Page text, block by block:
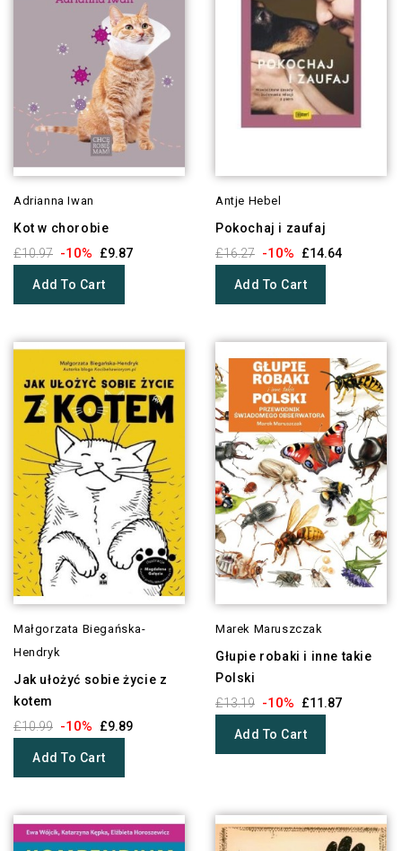
Adrianna Iwan
Kot w chorobie
£10.97 -10% £9.87
Add To Cart
Antje Hebel
Pokochaj i zaufaj
£16.27 -10% £14.64
Add To Cart
Małgorzata Biegańska-
Hendryk
Jak ułożyć sobie życie z
kotem
£10.99 -10% £9.89
Add To Cart
Marek Maruszczak
Głupie robaki i inne takie
Polski
£13.19 -10% £11.87
Add To Cart